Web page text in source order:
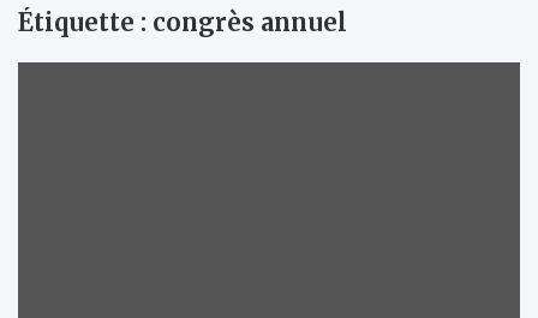
Étiquette : congrès annuel